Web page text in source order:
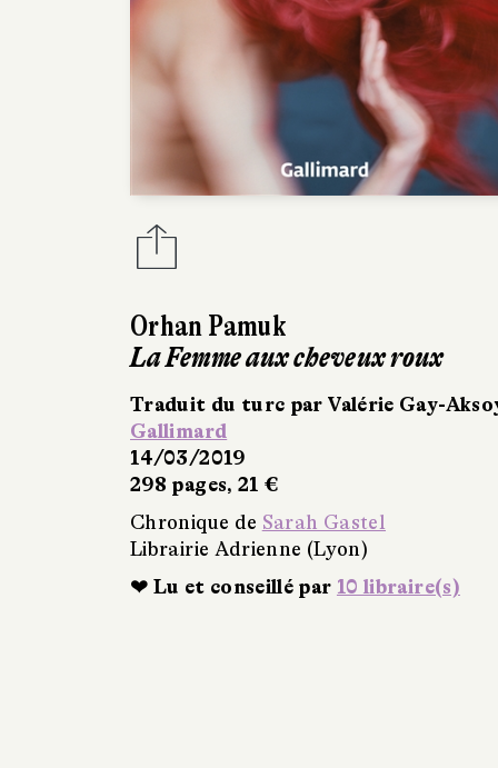
Orhan Pamuk
La Femme aux cheveux roux
Traduit du turc par Valérie Gay-
Gallimard
14/03/2019
298 pages, 21 €
Chronique de Sarah Gastel
Librairie Adrienne (Lyon)
❤ Lu et conseillé par 10 libraire(s)